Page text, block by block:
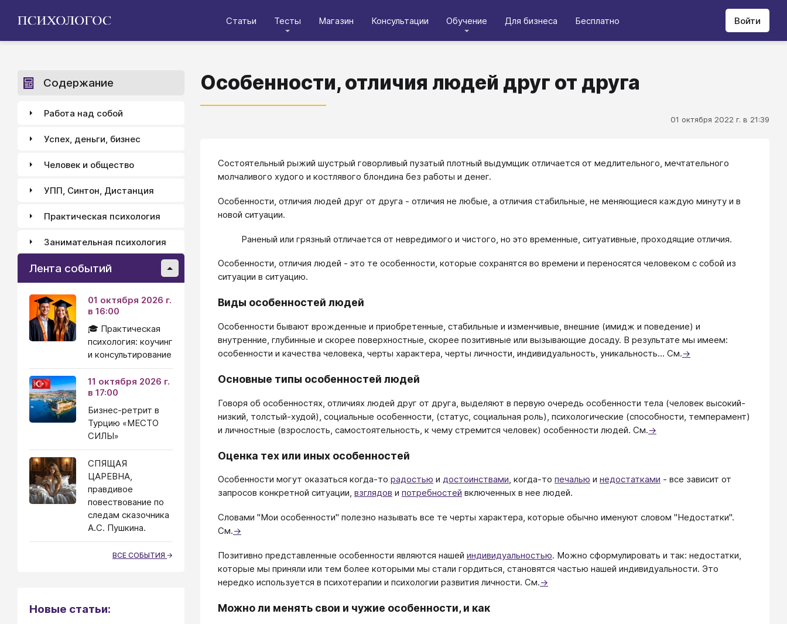
Статьи Тесты Магазин Консультации Обучение Для бизнеса Бесплатно Войти
Особенности, отличия людей друг от друга
01 октября 2022 г. в 21:39
Состоятельный рыжий шустрый говорливый пузатый плотный выдумщик отличается от медлительного, мечтательного
молчаливого худого и костлявого блондина без работы и денег.
Особенности, отличия людей друг от друга - отличия не любые, а отличия стабильные, не меняющиеся каждую минуту и в
новой ситуации.
Раненый или грязный отличается от невредимого и чистого, но это временные, ситуативные, проходящие отличия.
Особенности, отличия людей - это те особенности, которые сохранятся во времени и переносятся человеком с собой из
ситуации в ситуацию.
Виды особенностей людей
Особенности бывают врожденные и приобретенные, стабильные и изменчивые, внешние (имидж и поведение) и
внутренние, глубинные и скорее поверхностные, скорее позитивные или вызывающие досаду. В результате мы имеем:
особенности и качества человека, черты характера, черты личности, индивидуальность, уникальность... См.→
Основные типы особенностей людей
Говоря об особенностях, отличиях людей друг от друга, выделяют в первую очередь особенности тела (человек высокий-
низкий, толстый-худой), социальные особенности, (статус, социальная роль), психологические (способности, темперамент)
и личностные (взрослость, самостоятельность, к чему стремится человек) особенности людей. См.→
Оценка тех или иных особенностей
Особенности могут оказаться когда-то радостью и достоинствами, когда-то печалью и недостатками - все зависит от
запросов конкретной ситуации, взглядов и потребностей включенных в нее людей.
Словами "Мои особенности" полезно называть все те черты характера, которые обычно именуют словом "Недостатки".
См.→
Позитивно представленные особенности являются нашей индивидуальностью. Можно сформулировать и так: недостатки,
которые мы приняли или тем более которыми мы стали гордиться, становятся частью нашей индивидуальности. Это
нередко используется в психотерапии и психологии развития личности. См.→
Можно ли менять свои и чужие особенности, и как
Содержание
Работа над собой
Успех, деньги, бизнес
Человек и общество
УПП, Синтон, Дистанция
Практическая психология
Занимательная психология
Лента событий
01 октября 2026 г.
в 16:00
🎓 Практическая
психология: коучинг
и консультирование
11 октября 2026 г.
в 17:00
Бизнес-ретрит в
Турцию «МЕСТО
СИЛЫ»
СПЯЩАЯ
ЦАРЕВНА,
правдивое
повествование по
следам сказочника
А.С. Пушкина.
ВСЕ СОБЫТИЯ
Новые статьи: